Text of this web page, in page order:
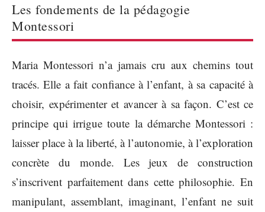
Les fondements de la pédagogie
Montessori
Maria Montessori n’a jamais cru aux chemins tout
tracés. Elle a fait confiance à l’enfant, à sa capacité à
choisir, expérimenter et avancer à sa façon. C’est ce
principe qui irrigue toute la démarche Montessori :
laisser place à la liberté, à l’autonomie, à l’exploration
concrète du monde. Les jeux de construction
s’inscrivent parfaitement dans cette philosophie. En
manipulant, assemblant, imaginant, l’enfant ne suit